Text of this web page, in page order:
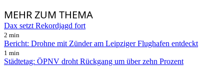
MEHRZUM THEMA
Dax setzt Rekordjagd fort
2 min
Bericht: Drohne mit Zünder am Leipziger Flughafen entdeckt
1 min
Städtetag: ÖPNV droht Rückgang um über zehn Prozent